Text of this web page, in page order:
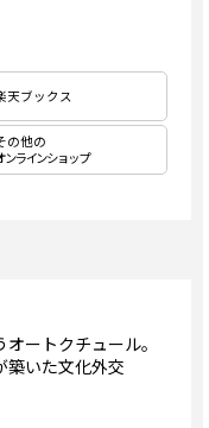
天ブックス
の他の
ンラインショップ
ートクチュール。
築いた文化外交